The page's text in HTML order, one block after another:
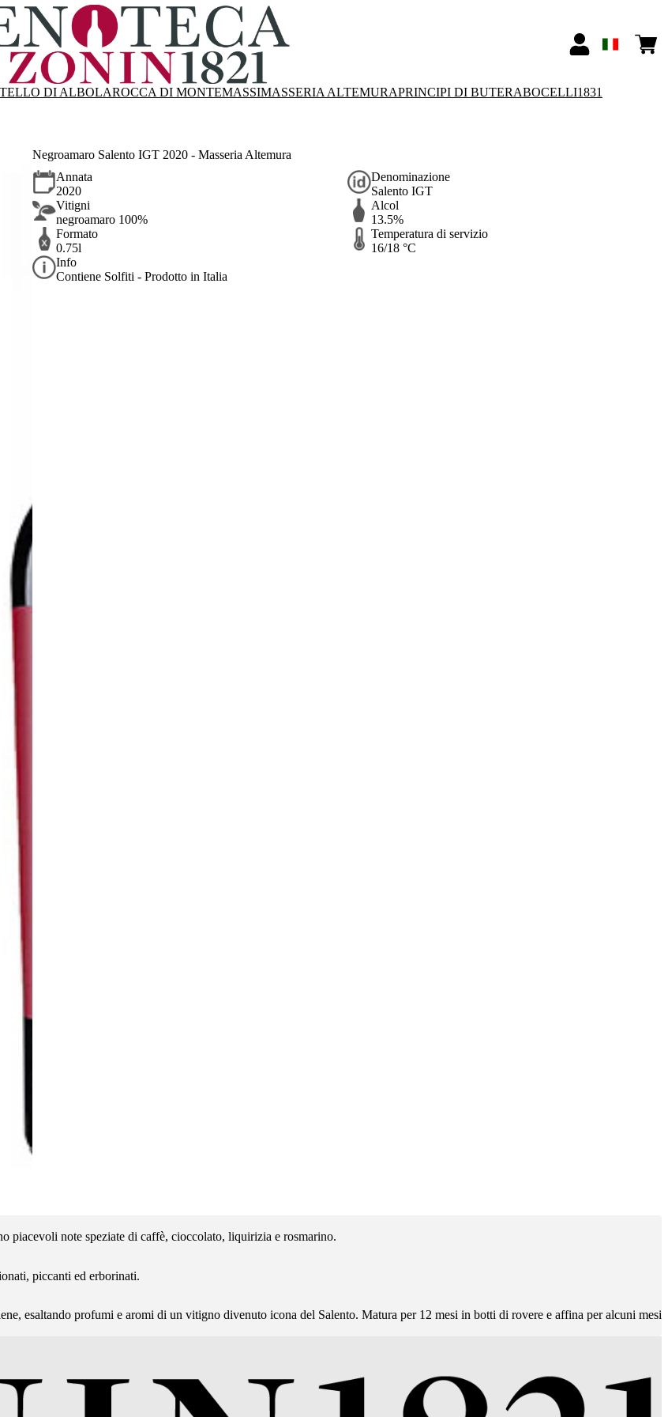
DI ALBOLAROCCA DI MONTEMASSIMASSERIA ALTEMURAPRINCIPI DI BUTERABOCELLI1831
Negroamaro Salento IGT 2020 - Masseria Altemura
Annata
2020
Denominazione
Salento IGT
Vitigni
negroamaro 100%
Alcol
13.5%
Formato
0.75l
Temperatura di servizio
16/18 °C
Info
Contiene Solfiti - Prodotto in Italia
piacevoli note speziate di caffè, cioccolato, liquirizia e rosmarino.
piccanti ed erborinati.
esaltando profumi e aromi di un vitigno divenuto icona del Salento. Matura per 12 mesi in botti di rovere e affina per alcuni mesi